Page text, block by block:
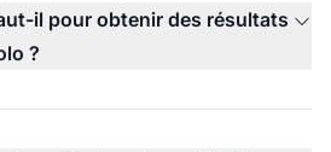
il pour obtenir des résultats
?